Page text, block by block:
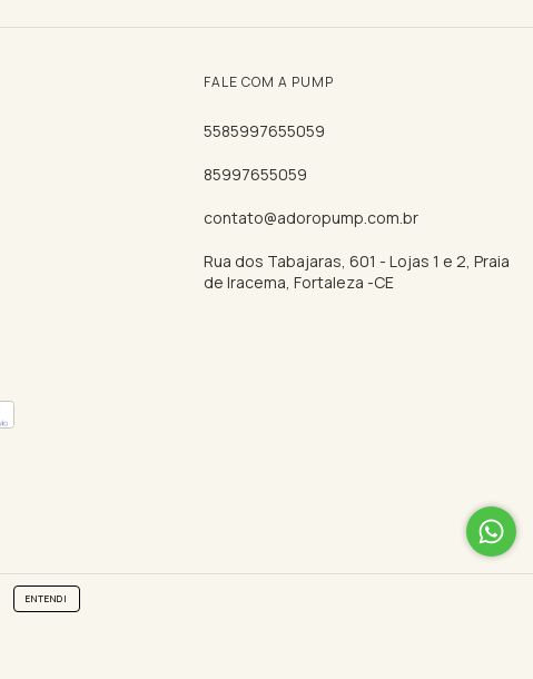
ENTENDI
FALE COM A PUMP
5585997655059
85997655059
contato@adoropump.com.br
Rua dos Tabajaras, 601 - Lojas 1 e 2, Praia
de Iracema, Fortaleza -CE